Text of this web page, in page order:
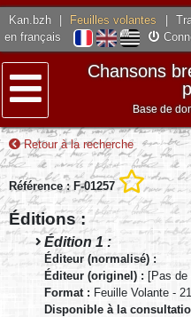
Kan.bzh Feuilles volantes
en français
Menu
Chansons
Base de
Retour à la recherche
Référence : F-01257
Éditions :
Édition 1 :
Éditeur (normalisé) :
Éditeur (originel) : [Pas de
Format : Feuille Volante -
Disponible à la